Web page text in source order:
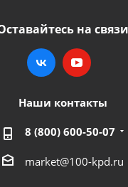
на связи
Наши контакты
8 (800) 600-50-07
market@100-kpd.ru